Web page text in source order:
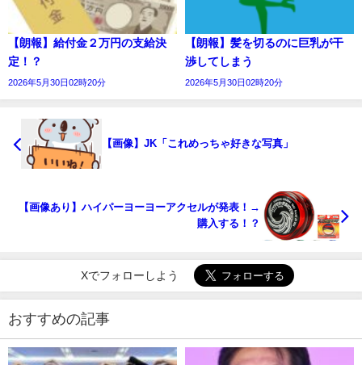
【朗報】給付金２万円の支給決
定！？
2026年5月30日02時20分
【朗報】髪を切るのに巨乳が干
渉してしまう
2026年5月30日02時20分
【画像】JK「これめっちゃ好きな写真」
【画像あり】ハイパーヨーヨーアクセルが発表！→
購入する！？
Xでフォローしよう
おすすめの記事